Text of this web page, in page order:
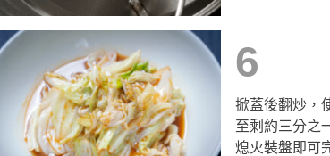
6
掀蓋後翻炒，
至剩約三分之
熄火裝盤即可